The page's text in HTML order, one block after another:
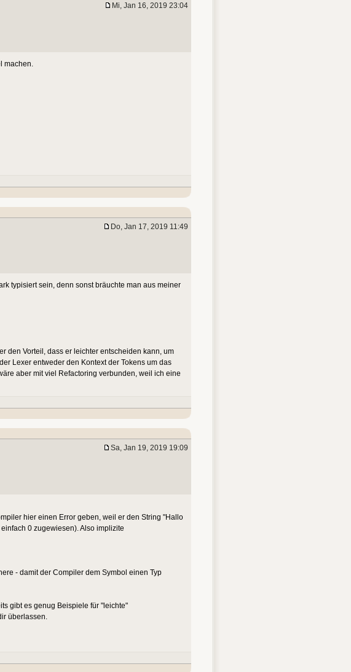
Mi, Jan 16, 2019 23:04
machen.
Do, Jan 17, 2019 11:49
typisiert sein, denn sonst bräuchte man aus meiner
den Vorteil, dass er leichter entscheiden kann, um
Lexer entweder den Kontext der Tokens um das
aber mit viel Refactoring verbunden, weil ich eine
Sa, Jan 19, 2019 19:09
hier einen Error geben, weil er den String "Hallo
0 zugewiesen). Also implizite
- damit der Compiler dem Symbol einen Typ
gibt es genug Beispiele für "leichte"
überlassen.